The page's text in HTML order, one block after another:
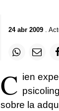
24 abr 2009.
C ien
sobre la